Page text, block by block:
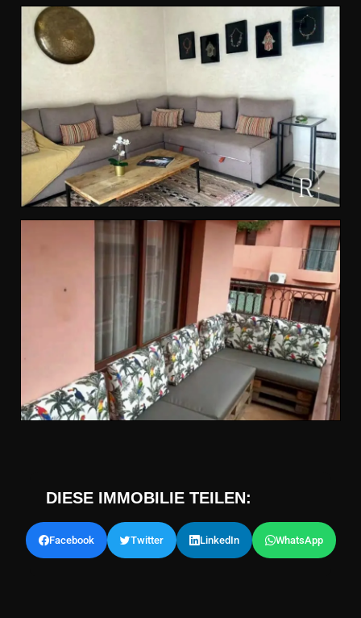
DIESE IMMOBILIE TEILEN:
Facebook Twitter LinkedIn WhatsApp